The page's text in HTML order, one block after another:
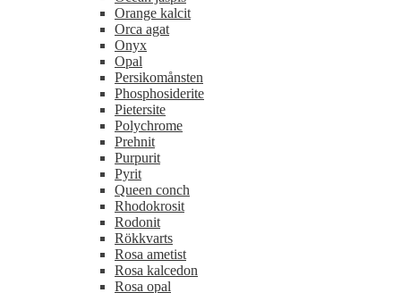
Orange kalcit
Orca agat
Onyx
Opal
Persikomånsten
Phosphosiderite
Pietersite
Polychrome
Prehnit
Purpurit
Pyrit
Queen conch
Rhodokrosit
Rodonit
Rökkvarts
Rosa ametist
Rosa kalcedon
Rosa opal